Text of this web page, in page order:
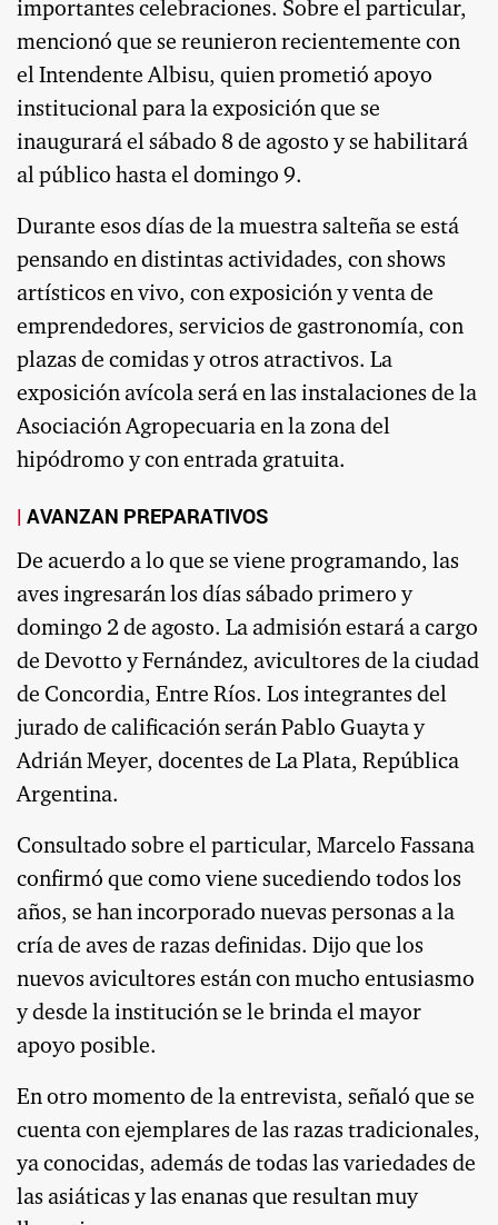
importantes celebraciones. Sobre el particular,
mencionó que se reunieron recientemente con
el Intendente Albisu, quien prometió apoyo
institucional para la exposición que se
inaugurará el sábado 8 de agosto y se habilitará
al público hasta el domingo 9.
Durante esos días de la muestra salteña se está
pensando en distintas actividades, con shows
artísticos en vivo, con exposición y venta de
emprendedores, servicios de gastronomía, con
plazas de comidas y otros atractivos. La
exposición avícola será en las instalaciones de la
Asociación Agropecuaria en la zona del
hipódromo y con entrada gratuita.
AVANZAN PREPARATIVOS
De acuerdo a lo que se viene programando, las
aves ingresarán los días sábado primero y
domingo 2 de agosto. La admisión estará a cargo
de Devotto y Fernández, avicultores de la ciudad
de Concordia, Entre Ríos. Los integrantes del
jurado de calificación serán Pablo Guayta y
Adrián Meyer, docentes de La Plata, República
Argentina.
Consultado sobre el particular, Marcelo Fassana
confirmó que como viene sucediendo todos los
años, se han incorporado nuevas personas a la
cría de aves de razas definidas. Dijo que los
nuevos avicultores están con mucho entusiasmo
y desde la institución se le brinda el mayor
apoyo posible.
En otro momento de la entrevista, señaló que se
cuenta con ejemplares de las razas tradicionales,
ya conocidas, además de todas las variedades de
las asiáticas y las enanas que resultan muy